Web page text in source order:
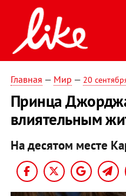
Главная — Мир — 20
Принца
влиятельным
На десятом месте